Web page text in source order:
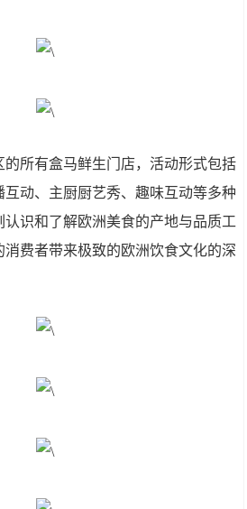
所有盒马鲜生门店，活动形式包括
互动、主厨厨艺秀、趣味互动等多种
识和了解欧洲美食的产地与品质工
费者带来极致的欧洲饮食文化的深